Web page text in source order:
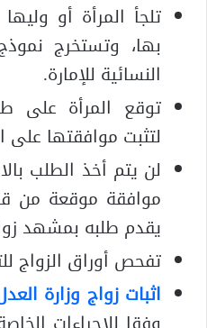
تلجأ المرأة أو
بها، وتستخرج
النسائية للإمارة.
توقع المرأة على
لتثبت موافقتها على
لن يتم أخذ الطلب
موافقة موقعة من
يقدم طلبه بمشهد
تفحص أوراق الزواج
اثبات زواج وزارة